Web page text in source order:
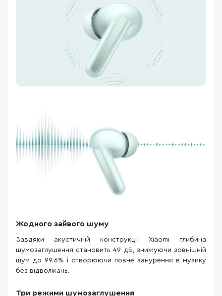
Жодного зайвого шуму
Завдяки акустичній конструкції Xiaomi глибина
шумозаглушення становить 49 дБ, знижуючи зовнішній
шум до 99.6% і створюючи повне занурення в музику
без відволікань.
Три режими шумозаглушення